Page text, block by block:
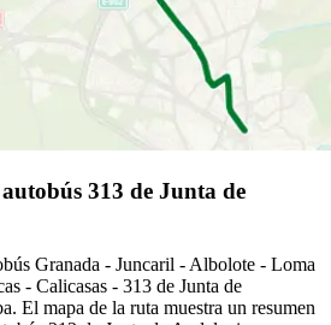
313 de Junta de
Granada - Juncaril - Albolote - Loma
- Calicasas - 313 de Junta de
El mapa de la ruta muestra un resumen